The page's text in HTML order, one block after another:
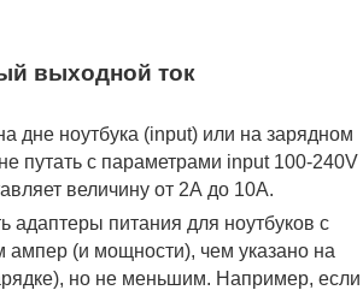
выходной ток
дне ноутбука (input) или на зарядном
путать с параметрами input 100-240V
величину от 2А до 10A.
адаптеры питания для ноутбуков с
ампер (и мощности), чем указано на
но не меньшим. Например, если